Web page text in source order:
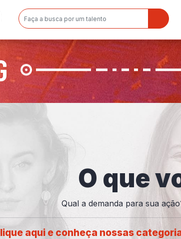
O que
Qual a demanda para sua
aqui e conheça nossas